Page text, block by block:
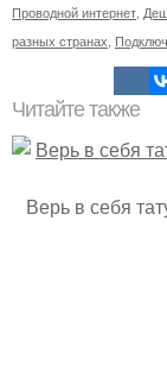
Проводной интернет
разных странах
Читайте также
Верь в себя